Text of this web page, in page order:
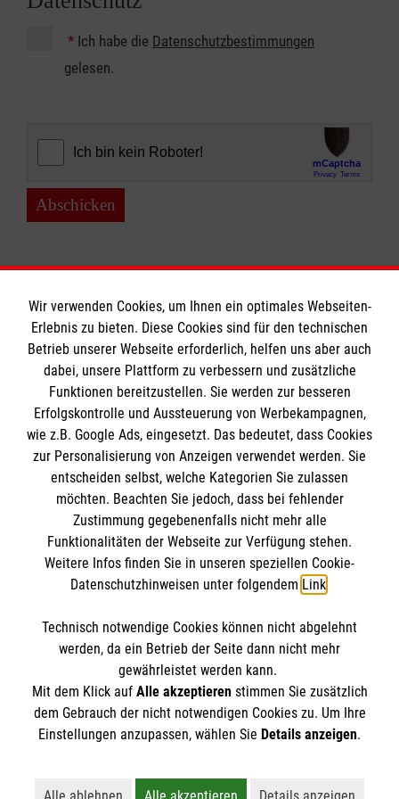
* Ich habe die Datenschutzbestimmungen
gelesen.
Abschicken
Impressum - Datenschutz - Kontakt
Impressum
Datenschutz
Kontakt
AGB
Die Malteser
Malteser in Deutschland
Malteserorden
Sharepoint
Spendenkonto
Empfänger: Malteser Hilfsdienst e.V.
Bank: Pax-Bank für Kirche und Caritas eG
IBAN: DE49370601201201225015
So finden sie uns
So finden Sie uns
Der Malteser Hilfsdienst e.V. ist als eingetragene
Gewerbesteuer befreit.
Wir verwenden Cookies, um Ihnen ein optimales Webseiten-
Erlebnis zu bieten. Diese Cookies sind für den technischen
Betrieb unserer Webseite erforderlich, helfen uns aber auch
dabei, unsere Plattform zu verbessern und zusätzliche
Funktionen bereitzustellen. Sie werden zur besseren
Erfolgskontrolle und Aussteuerung von Werbekampagnen,
wie z.B. Google Ads, eingesetzt. Das bedeutet, dass Cookies
zur Personalisierung von Anzeigen verwendet werden. Sie
entscheiden selbst, welche Kategorien Sie zulassen
möchten. Beachten Sie jedoch, dass bei fehlender
Zustimmung gegebenenfalls nicht mehr alle
Funktionalitäten der Webseite zur Verfügung stehen.
Weitere Infos finden Sie in unseren speziellen Cookie-
Datenschutzhinweisen unter folgendem Link.
Technisch notwendige Cookies können nicht abgelehnt
werden, da ein Betrieb der Seite dann nicht mehr
gewährleistet werden kann.
Mit dem Klick auf Alle akzeptierenstimmen Sie zusätzlich
dem Gebrauch der nicht notwendigen Cookies zu. Um Ihre
Einstellungen anzupassen, wählen Sie Details anzeigen.